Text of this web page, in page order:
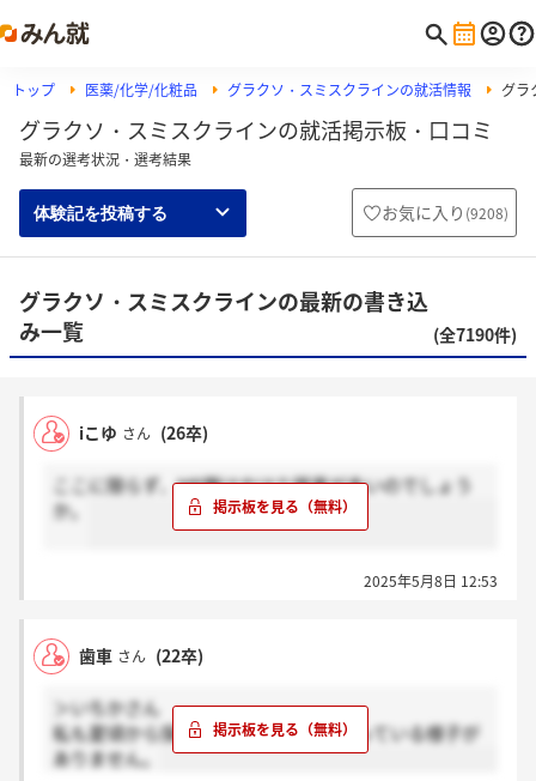
トップ 医薬/化学/化粧品 グラクソ・スミスクラインの就活情報 グラ
グラクソ・スミスクラインの就活掲示板・口コミ
最新の選考状況・選考結果
体験記を投稿する お気に入り (9208)
グラクソ・スミスクラインの最新の書き込
み一覧
(全7190件)
iこゆ さん (26卒)
ここに限らず、MR職はやはり残業が多いのでしょう
か。
2025年5月8日 12:53
歯車 さん (22卒)
＞いちかさん
私も夏頃から探してるんですけど始まっている様子が
ありません。